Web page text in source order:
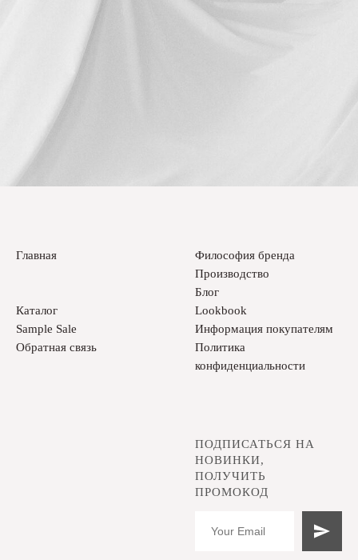
Главная
Каталог
Sample Sale
Обратная связь
Философия бренда
Производство
Блог
Lookbook
Информация покупателям
Политика
конфиденциальности
ПОДПИСАТЬСЯ НА
НОВИНКИ,
ПОЛУЧИТЬ
ПРОМОКОД